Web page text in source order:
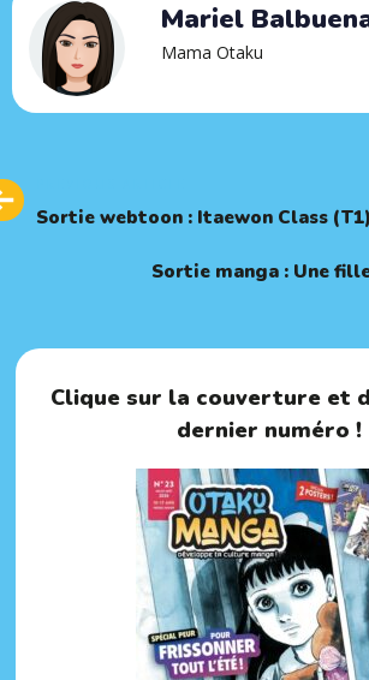
Mariel
Mama Otaku
Article
Sortie webtoon : Itaewon Class (T1)
Article
Sortie manga : Une
Clique sur la couverture et
dernier numéro !